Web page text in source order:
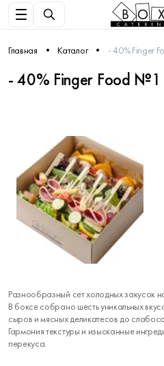
Главная Каталог - 40% Finger
- 40% Finger Food №1
Разнообразный сет холодных закусок
В боксе собрано шесть уникальных
сыров и мясных деликатесов до
Гармония текстуры и изысканные
перекуса.